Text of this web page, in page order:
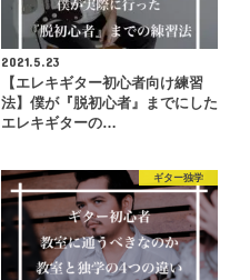
2021.5.23
【エレキギター初心者向け練習
法】僕が『脱初心者』までにした
エレキギターの…
ギター独学